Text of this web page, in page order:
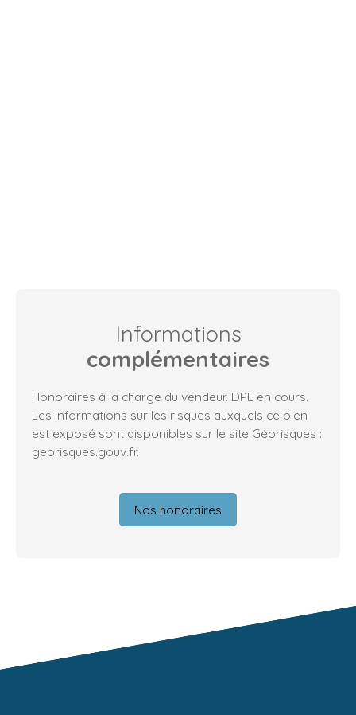
Informations
complémentaires
Honoraires à la charge du vendeur. DPE en cours.
Les informations sur les risques auxquels ce bien
est exposé sont disponibles sur le site Géorisques :
georisques.gouv.fr.
Nos honoraires